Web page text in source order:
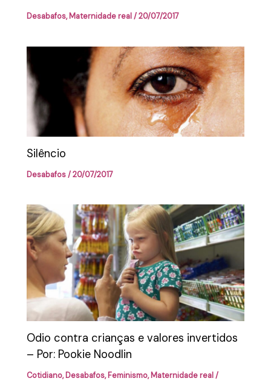
Desabafos,Maternidade real/20/07/2017
Silêncio
Desabafos/20/07/2017
Odio contra crianças e valores invertidos
– Por: Pookie Noodlin
Cotidiano,Desabafos,Feminismo,Maternidade real/